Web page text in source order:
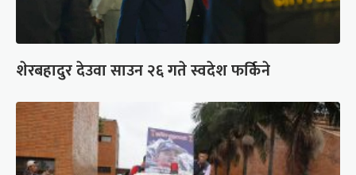
शेरबहादुर देउवा साउन २६ गते स्वदेश फर्किने